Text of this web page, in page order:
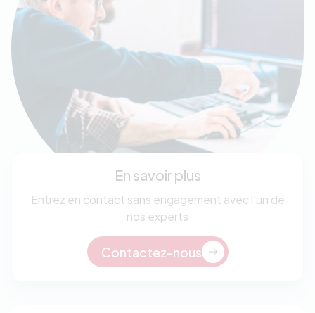
En savoir plus
Entrez en contact sans engagement avec l'un de
nos experts
Contactez-nous